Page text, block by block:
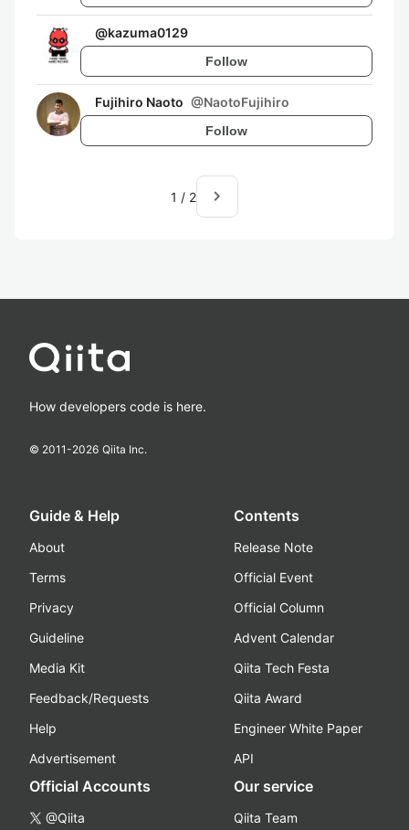
@kazuma0129
Follow
Fujihiro Naoto @NaotoFujihiro
Follow
1 / 2 navigate_next
How developers code is here.
© 2011-2026 Qiita Inc.
Guide & Help
About
Terms
Privacy
Guideline
Media Kit
Feedback/Requests
Help
Advertisement
Contents
Release Note
Official Event
Official Column
Advent Calendar
Qiita Tech Festa
Qiita Award
Engineer White Paper
API
Official Accounts
@Qiita
Our service
Qiita Team